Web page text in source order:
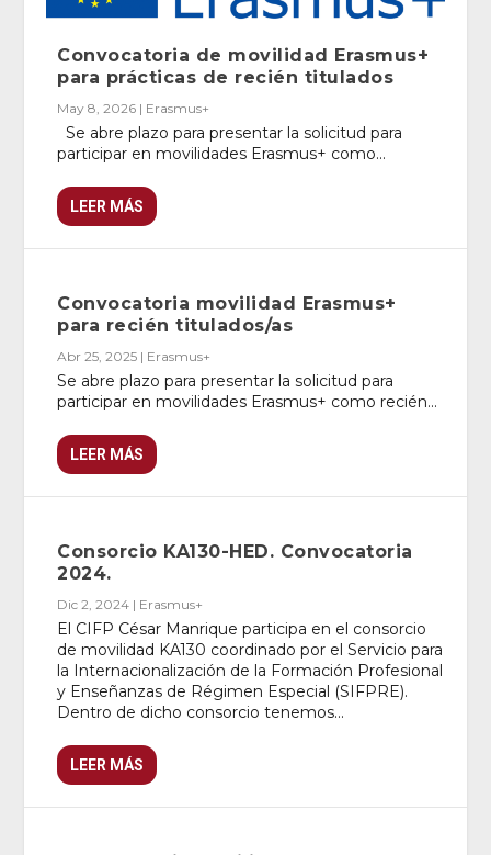
Convocatoria de movilidad Erasmus+
para prácticas de recién titulados
May 8, 2026 | Erasmus+
Se abre plazo para presentar la solicitud para
participar en movilidades Erasmus+ como...
LEER MÁS
Convocatoria movilidad Erasmus+
para recién titulados/as
Abr 25, 2025 | Erasmus+
Se abre plazo para presentar la solicitud para
participar en movilidades Erasmus+ como recién...
LEER MÁS
Consorcio KA130-HED. Convocatoria
2024.
Dic 2, 2024 | Erasmus+
El CIFP César Manrique participa en el consorcio
de movilidad KA130 coordinado por el Servicio para
la Internacionalización de la Formación Profesional
y Enseñanzas de Régimen Especial (SIFPRE).
Dentro de dicho consorcio tenemos...
LEER MÁS